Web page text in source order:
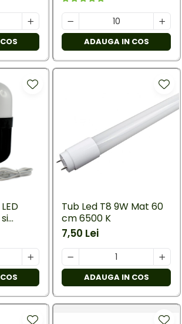
ADAUGA IN COS
Tub Led T8 9W Mat 60
cm 6500 K
7,50 Lei
ADAUGA IN COS